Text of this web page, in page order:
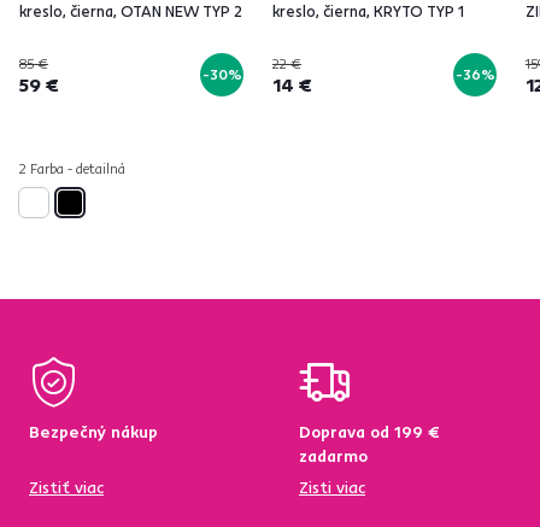
kreslo, čierna, OTAN NEW TYP 2
85 €
59 € -30%
2 Farba - detailná
kreslo, čierna, KRYTO TYP 1
22 €
14 € -36%
Bezpečný nákup
Zistiť viac
Doprava od 199 €
zadarmo
Zisti viac